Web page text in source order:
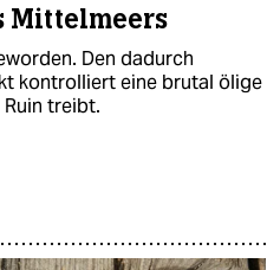
Mittelmeers
Den dadurch
kontrolliert eine brutal ölige
treibt.